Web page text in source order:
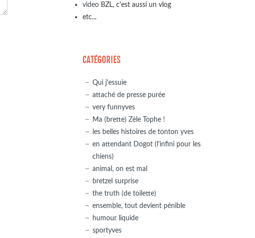
video BZL, c'est aussi un vlog
etc...
CATÉGORIES
Qui j'essuie
attaché de presse purée
very funnyves
Ma (brette) Zèle Tophe !
les belles histoires de tonton yves
en attendant Dogot (l'infini pour les
chiens)
animal, on est mal
bretzel surprise
the truth (de toilette)
ensemble, tout devient pénible
humour liquide
sportyves